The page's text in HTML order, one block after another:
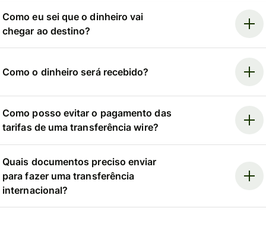
Como eu sei que o dinheiro vai
chegar ao destino?
Como o dinheiro será recebido?
Como posso evitar o pagamento das
tarifas de uma transferência wire?
Quais documentos preciso enviar
para fazer uma transferência
internacional?